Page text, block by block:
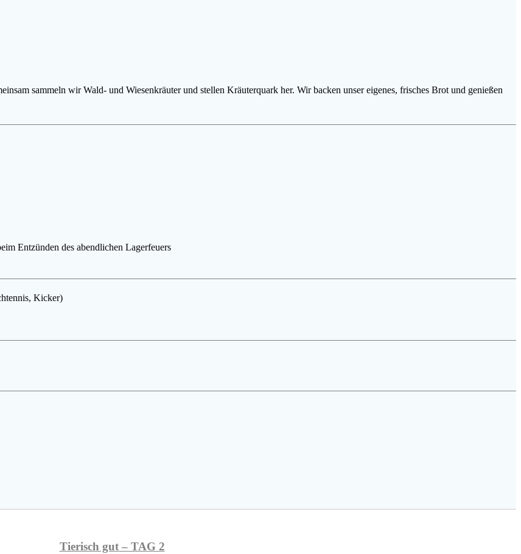
sammeln wir Wald- und Wiesenkräuter und stellen Kräuterquark her. Wir backen unser eigenes, frisches Brot und genießen
Entzünden des abendlichen Lagerfeuers
Kicker)
Tierisch gut– TAG 2